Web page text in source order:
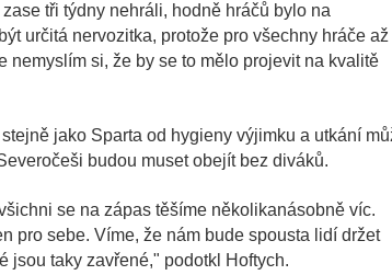
tři týdny nehráli, hodně hráčů bylo na
určitá nervozitka, protože pro všechny hráče až
nemyslím si, že by se to mělo projevit na kvalitě
jako Sparta od hygieny výjimku a utkání
budou muset obejít bez diváků.
se na zápas těšíme několikanásobně víc.
pro sebe. Víme, že nám bude spousta lidí držet
jsou taky zavřené," podotkl Hoftych.